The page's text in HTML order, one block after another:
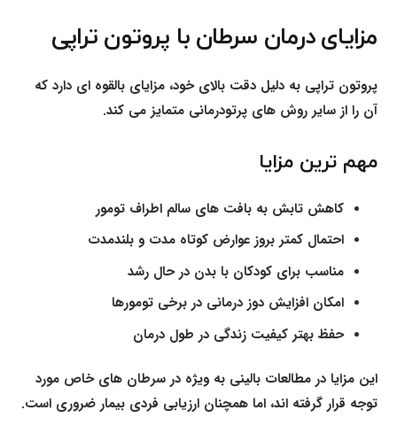
مزایای درمان سرطان با پروتون تراپی
پروتون تراپی به دلیل دقت بالای خود، مزایای بالقوه ای دارد که
آن را از سایر روش های پرتودرمانی متمایز می کند.
مهم ترین مزایا
کاهش تابش به بافت های سالم اطراف تومور
احتمال کمتر بروز عوارض کوتاه مدت و بلندمدت
مناسب برای کودکان با بدن در حال رشد
امکان افزایش دوز درمانی در برخی تومورها
حفظ بهتر کیفیت زندگی در طول درمان
این مزایا در مطالعات بالینی به ویژه در سرطان های خاص مورد
توجه قرار گرفته اند، اما همچنان ارزیابی فردی بیمار ضروری است.